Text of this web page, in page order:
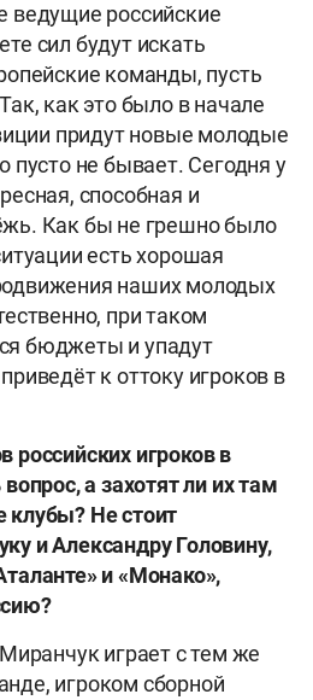
ведущие российские
сил будут искать
команды, пусть
как это было в начале
придут новые молодые
пусто не бывает. Сегодня у
способная и
Как бы не грешно было
есть хорошая
наших молодых
при таком
бюджеты и упадут
к оттоку игроков в
российских игроков в
а захотят ли их там
клубы? Не стоит
и Александру Головину,
и «Монако»,
играет с тем же
игроком сборной